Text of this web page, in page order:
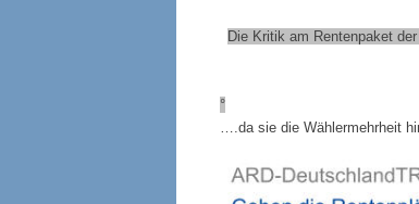
Die Kritik am Rentenpaket
°
….da sie die Wählermehrheit